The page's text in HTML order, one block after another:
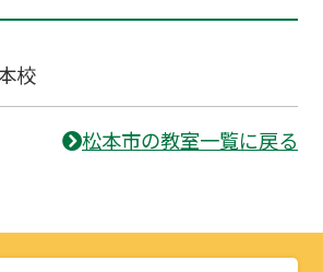
校
松本市の教室一覧に戻る